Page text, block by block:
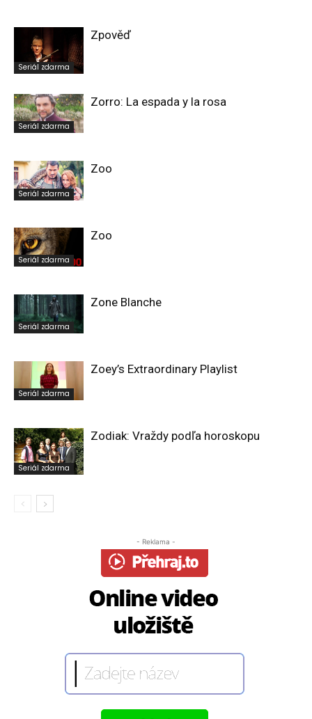
Seriál zdarma
Zpověď
Seriál zdarma
Zorro: La espada y la rosa
Seriál zdarma
Zoo
Seriál zdarma
Zoo
Seriál zdarma
Zone Blanche
Seriál zdarma
Zoey’s Extraordinary Playlist
Seriál zdarma
Zodiak: Vraždy podľa horoskopu
- Reklama -